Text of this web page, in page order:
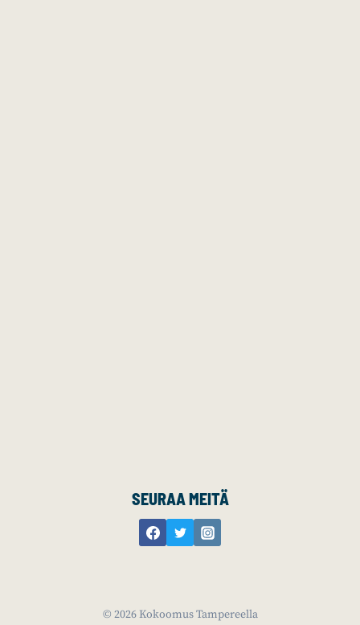
SEURAA MEITÄ
© 2026 Kokoomus Tampereella